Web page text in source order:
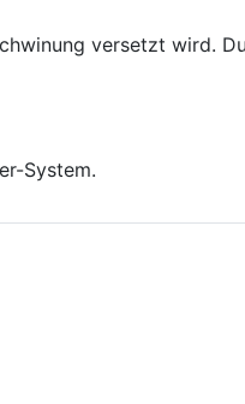
versetzt wird.
System.